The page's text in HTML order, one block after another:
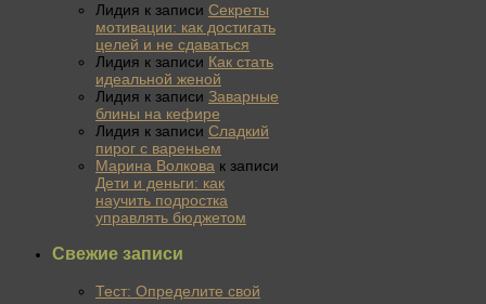
Лидия к записи Секреты
мотивации: как достигать
целей и не сдаваться
Лидия к записи Как стать
идеальной женой
Лидия к записи Заварные
блины на кефире
Лидия к записи Сладкий
пирог с вареньем
Марина Волкова к записи
Дети и деньги: как
научить подростка
управлять бюджетом
Свежие записи
Тест: Определите свой